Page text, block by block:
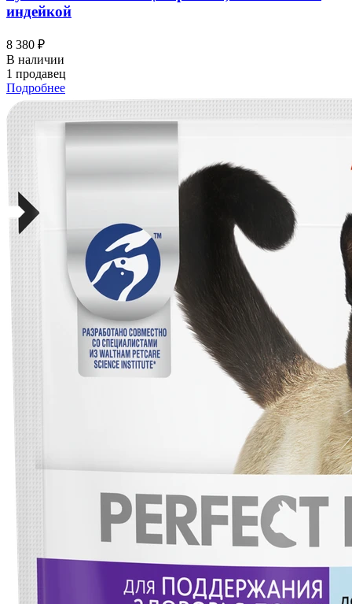
индейкой
8 380 ₽
В наличии
1 продавец
Подробнее